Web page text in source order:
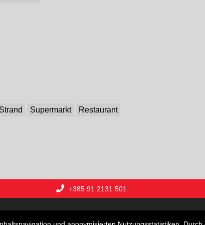
Supermarkt Restaurant
+385 91 2131 501